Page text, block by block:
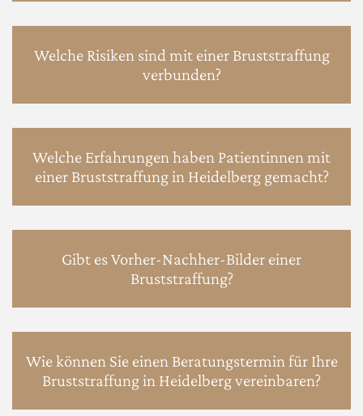
Welche Risiken sind mit einer Bruststraffung
verbunden?
Welche Erfahrungen haben Patientinnen mit
einer Bruststraffung in Heidelberg gemacht?
Gibt es Vorher-Nachher-Bilder einer
Bruststraffung?
Wie können Sie einen Beratungstermin für Ihre
Bruststraffung in Heidelberg vereinbaren?